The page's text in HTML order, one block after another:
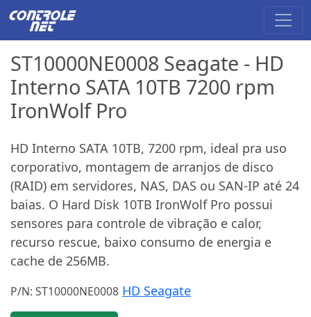
ST10000NE0008 Seagate - HD
Interno SATA 10TB 7200 rpm
IronWolf Pro
HD Interno SATA 10TB, 7200 rpm, ideal pra uso
corporativo, montagem de arranjos de disco
(RAID) em servidores, NAS, DAS ou SAN-IP até 24
baias. O Hard Disk 10TB IronWolf Pro possui
sensores para controle de vibração e calor,
recurso rescue, baixo consumo de energia e
cache de 256MB.
P/N: ST10000NE0008 HD Seagate